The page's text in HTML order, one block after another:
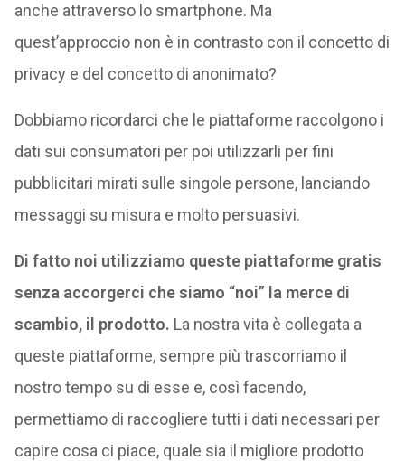
anche attraverso lo smartphone. Ma
quest’approccio non è in contrasto con il concetto di
privacy e del concetto di anonimato?
Dobbiamo ricordarci che le piattaforme raccolgono i
dati sui consumatori per poi utilizzarli per fini
pubblicitari mirati sulle singole persone, lanciando
messaggi su misura e molto persuasivi.
Di fatto noi utilizziamo queste piattaforme gratis
senza accorgerci che siamo “noi” la merce di
scambio, il prodotto. La nostra vita è collegata a
queste piattaforme, sempre più trascorriamo il
nostro tempo su di esse e, così facendo,
permettiamo di raccogliere tutti i dati necessari per
capire cosa ci piace, quale sia il migliore prodotto